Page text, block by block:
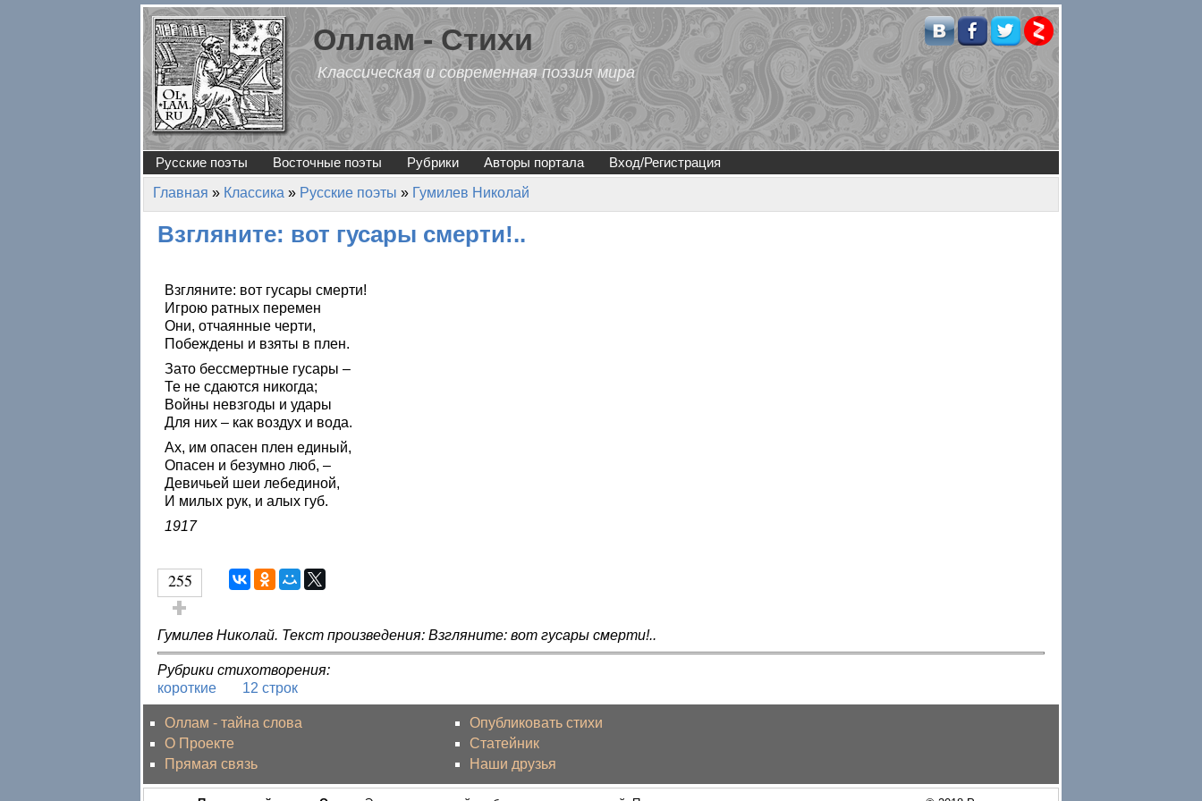
Перейти к основному содержанию
Оллам - Стихи
Классическая и современная поэзия мира
Русские поэты Восточные поэты Рубрики Авторы портала Вход/Регистрация
Вы здесь
Главная » Классика » Русские поэты » Гумилев Николай
Взгляните: вот гусары смерти!..
Взгляните: вот гусары смерти!
Игрою ратных перемен
Они, отчаянные черти,
Побеждены и взяты в плен.
Зато бессмертные гусары –
Те не сдаются никогда;
Войны невзгоды и удары
Для них – как воздух и вода.
Ах, им опасен плен единый,
Опасен и безумно люб, –
Девичьей шеи лебединой,
И милых рук, и алых губ.
1917
255
Голос за!
Гумилев Николай. Текст произведения: Взгляните: вот гусары смерти!..
Рубрики стихотворения:
короткие
12 строк
Оллам - тайна слова
О Проекте
Прямая связь
Опубликовать стихи
Статейник
Наши друзья